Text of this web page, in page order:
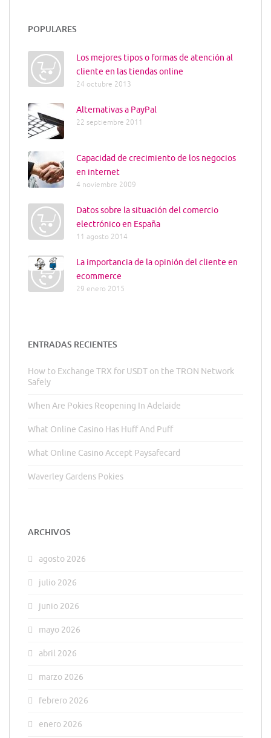
POPULARES
Los mejores tipos o formas de atención al
cliente en las tiendas online
24 octubre 2013
Alternativas a PayPal
22 septiembre 2011
Capacidad de crecimiento de los negocios
en internet
4 noviembre 2009
Datos sobre la situación del comercio
electrónico en España
11 agosto 2014
La importancia de la opinión del cliente en
ecommerce
29 enero 2015
ENTRADAS RECIENTES
How to Exchange TRX for USDT on the TRON Network
Safely
When Are Pokies Reopening In Adelaide
What Online Casino Has Huff And Puff
What Online Casino Accept Paysafecard
Waverley Gardens Pokies
ARCHIVOS
agosto 2026
julio 2026
junio 2026
mayo 2026
abril 2026
marzo 2026
febrero 2026
enero 2026